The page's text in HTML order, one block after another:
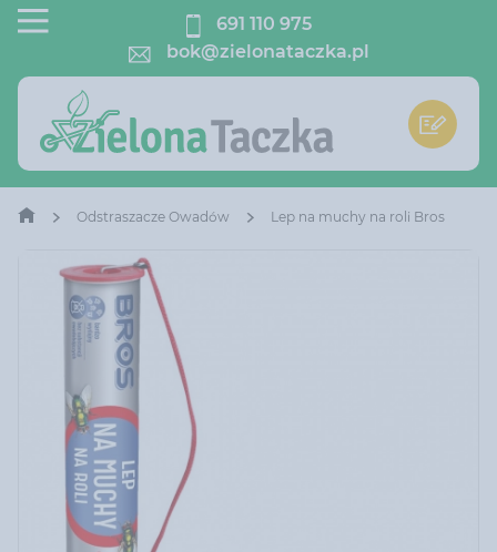
691 110 975
bok@zielonataczka.pl
Odstraszacze Owadów Lep na muchy na roli Bros